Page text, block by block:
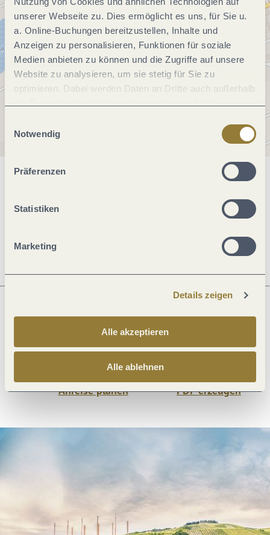
unserer Webseite zu. Dies ermöglicht es uns, für Sie u.
a. Online-Buchungen bereitzustellen, Inhalte und
Anzeigen zu personalisieren, Funktionen für soziale
Medien anbieten zu können und die Zugriffe auf unsere
Website zu analysieren, um sie stetig für Sie zu
optimieren. Dabei werden Daten an Dritte auch außerhalb
jederzeit widerrufen werden. Mit der Auswahl "Alle
ablehnen" kann es zu Beeinträchtigungen in der Nutzung
Notwendig
Präferenzen
Statistiken
Marketing
Details zeigen
Alle akzeptieren
Alle ablehnen
Allgemeine Informationen
Was möchtest du als nächstes tun?
Anreise planen PDF erzeugen